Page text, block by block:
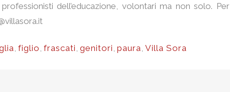
dell’educazione, volontari ma non solo. Per
figlio frascati genitori paura Villa Sora